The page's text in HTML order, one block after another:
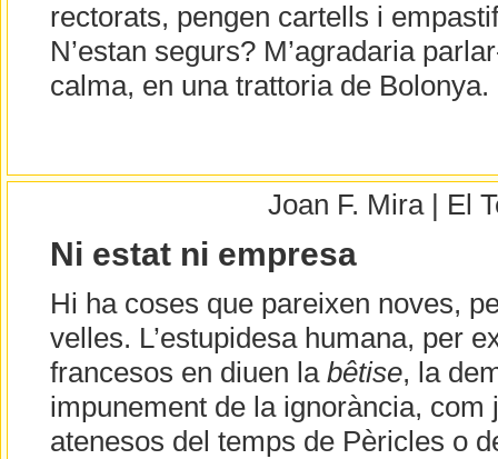
rectorats, pengen cartells i
N’estan segurs? M’agradaria
calma, en una trattoria de Bolonya.
Joan F. Mira | El
Ni estat ni empresa
Hi ha coses que pareixen noves,
velles. L’estupidesa humana, per
francesos en diuen la bêtise, la
impunement de la ignorància, com
atenesos del temps de Pèricles o